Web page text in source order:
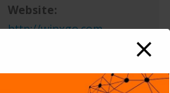
Website:
http://winxgo.com